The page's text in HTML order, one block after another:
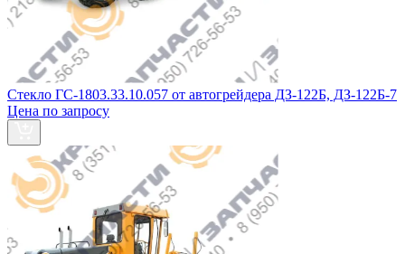
Стекло ГС-1803.33.10.057 от автогрейдера ДЗ-122Б, ДЗ-122Б-7
Цена по запросу